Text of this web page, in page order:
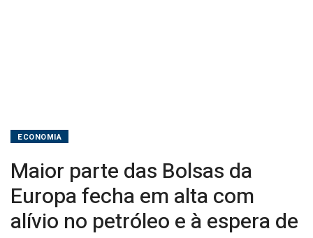
e
BoE
ECONOMIA
Maior parte das Bolsas da
Europa fecha em alta com
alívio no petróleo e à espera de